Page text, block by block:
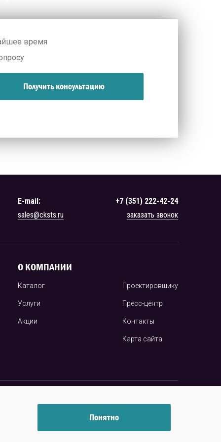
время
Получить консультацию
E-mail:
sales@cksts.ru
+7 (351) 222-42-24
заказать звонок
О КОМПАНИИ
Каталог
Услуги
Акции
Проектировщику
Пресс-центр
Контакты
Карта сайта
Разработка и продвижение — «
Понятно